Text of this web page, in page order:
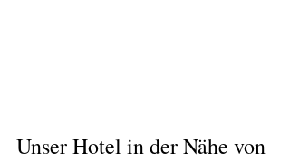
Unser Hotel in der Nähe von